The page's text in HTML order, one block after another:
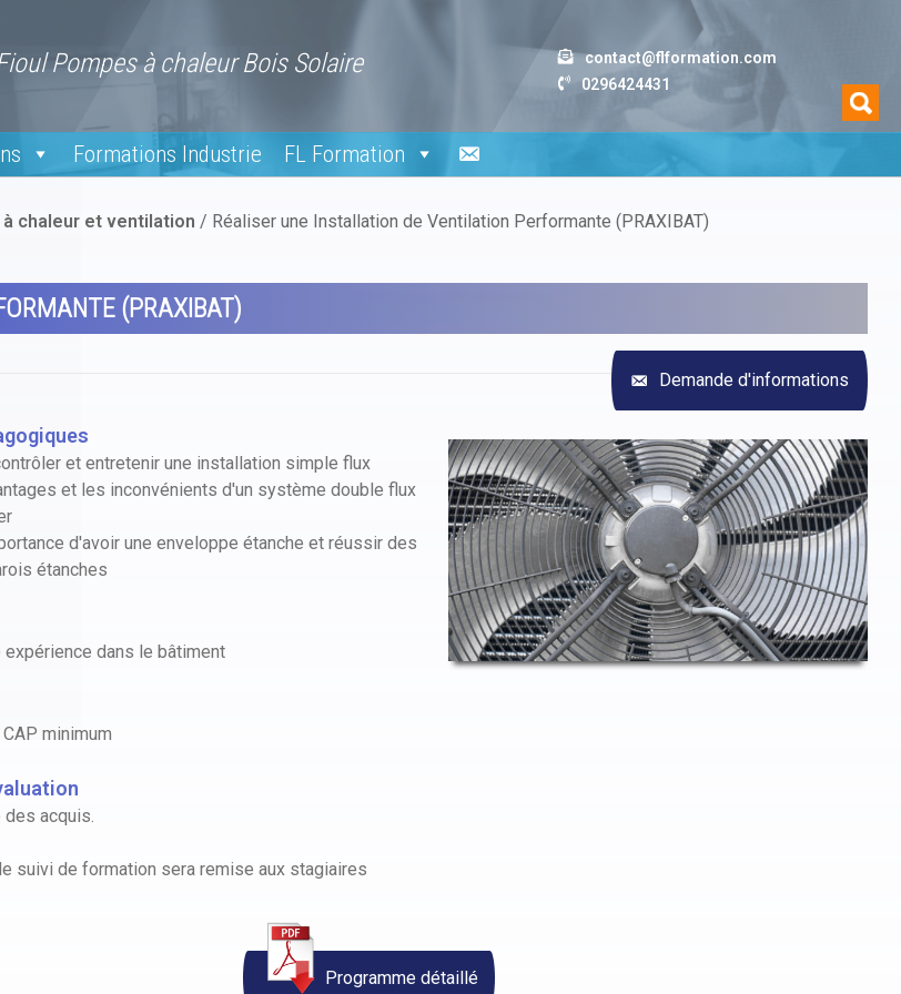
Pompes à chaleur Bois Solaire
contact@flformation.com
0296424431
Formations Industrie FL Formation
à chaleur et ventilation / Réaliser une Installation de Ventilation Performante (PRAXIBAT)
(PRAXIBAT)
Demande d'informations
et entretenir une installation simple flux
et les inconvénients d'un système double flux
d'avoir une enveloppe étanche et réussir des
étanches
expérience dans le bâtiment
minimum
des acquis.
suivi de formation sera remise aux stagiaires
Programme détaillé